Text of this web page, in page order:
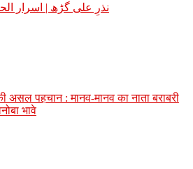
نذرِ علی گڑھ | اسرار
असल पहचान : मानव-मानव का नाता बराबरी
भावे